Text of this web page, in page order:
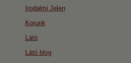
Irodalmi Jelen
Korunk
Látó
Látó blog